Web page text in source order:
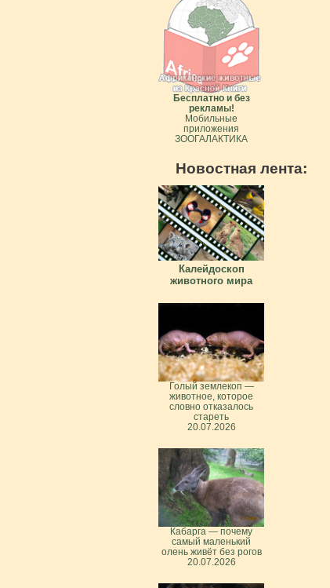
Бесплатно и без
рекламы!
Мобильные
приложения
ЗООГАЛАКТИКА
Новостная лента:
Калейдоскоп
животного мира
Голый землекоп —
животное, которое
словно отказалось
стареть
20.07.2026
Кабарга — почему
самый маленький
олень живёт без рогов
20.07.2026